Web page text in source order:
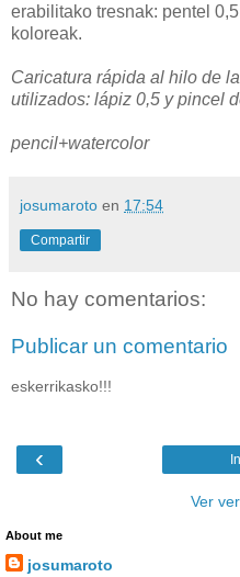
erabilitako tresnak: pentel
koloreak.
Caricatura rápida al hilo de
utilizados: lápiz 0,5 y pincel
pencil+watercolor
josumaroto en 17:54
Compartir
No hay comentarios:
Publicar un comentario
eskerrikasko!!!
‹
Ver
About me
josumaroto